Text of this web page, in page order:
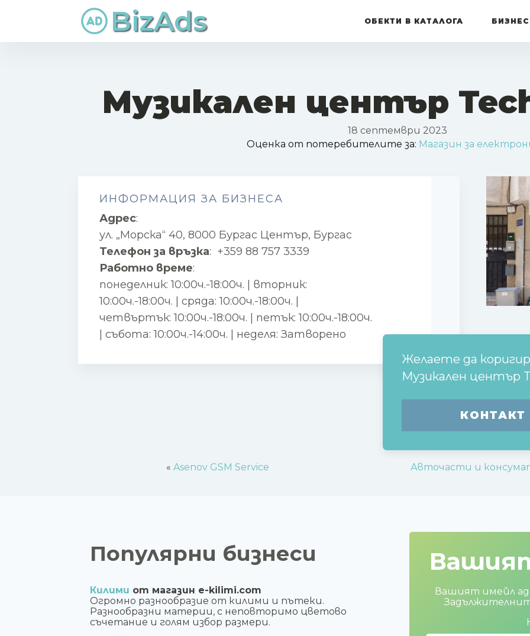
BizAds ОБЕКТИ В КАТАЛОГА
Музикален център
18 септември 2023
Оценка от потеребителите за: Магазин за
ИНФОРМАЦИЯ ЗА БИЗНЕСА
Адрес:
ул. „Морска“ 40, 8000 Бургас Център, Бургас
Телефон за връзка: +359 88 757 3339
Работно време:
понеделник: 10:00ч.-18:00ч. | вторник:
10:00ч.-18:00ч. | сряда: 10:00ч.-18:00ч. |
четвъртък: 10:00ч.-18:00ч. | петък: 10:00ч.-18:00ч.
| събота: 10:00ч.-14:00ч. | неделя: Затворено
Желаете да
Музикален център
«Asenov GSM Service Авточасти и
Популярни бизнеси
Килими от магазин e-kilimi.com
Огромно разнообразие от килими и пътеки.
Разнообразни материи, с неповторимо цветово
съчетание и голям избор размери.
Вашият имейл